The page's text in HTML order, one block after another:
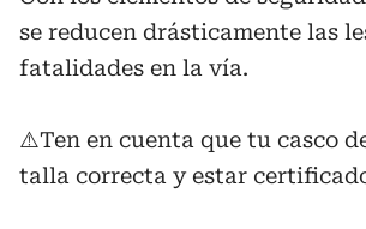
se reducen drásticamente las
fatalidades en la vía.
⚠️Ten en cuenta que tu casco
talla correcta y estar